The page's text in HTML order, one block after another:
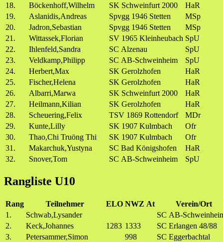
18.
Böckenhoff,Wilhelm SK Schweinfurt 2000
HaR
19.
Aslanidis,Andreas Spvgg 1946 Stetten
MSp
20.
Jadron,Sebastian Spvgg 1946 Stetten
MSp
21.
Wittassek,Florian SV 1965 Kleinheubach SpU
22.
Ihlenfeld,Sandra SC Alzenau
SpU
23.
Veldkamp,Philipp SC AB-Schweinheim
SpU
24.
Herbert,Max SK Gerolzhofen
HaR
25.
Fischer,Helena SK Gerolzhofen
HaR
26.
Albarri,Marwa SK Schweinfurt 2000
HaR
27.
Heilmann,Kilian SK Gerolzhofen
HaR
28.
Scheuering,Felix TSV 1869 Rottendorf
MDr
29.
Kunte,Lilly SK 1907 Kulmbach
Ofr
30.
Thao,Chi Truöng Thi SK 1907 Kulmbach
Ofr
31.
Makarchuk,Yustyna SC Bad Königshofen
HaR
32.
Snover,Tom SC AB-Schweinheim SpU
Rangliste U10
Rang Teilnehmer ELO NWZ At
Verein/Ort
1.
Schwab,Lysander
SC AB-
2.
Keck,Johannes 1283 1333
SC Erlangen 48/88
3.
Petersammer,Simon 998
SC Eggerbachtal